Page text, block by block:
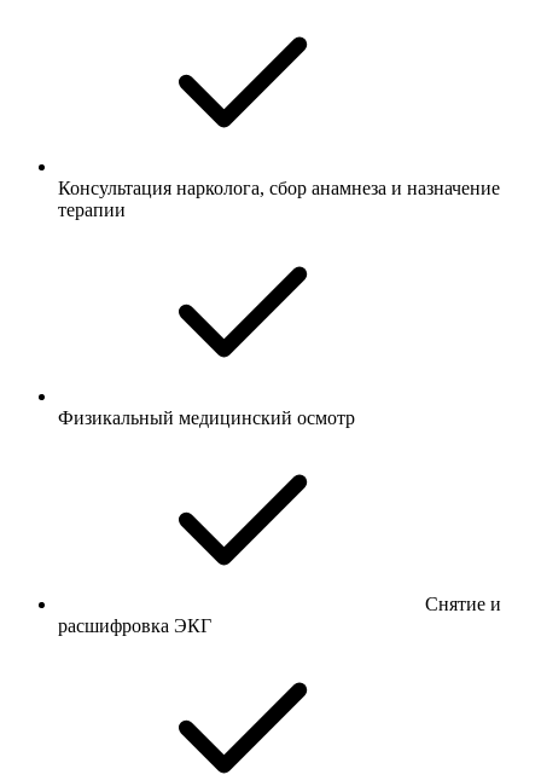
Консультация нарколога, сбор анамнеза и назначение
терапии
Физикальный медицинский осмотр
Снятие и
расшифровка ЭКГ